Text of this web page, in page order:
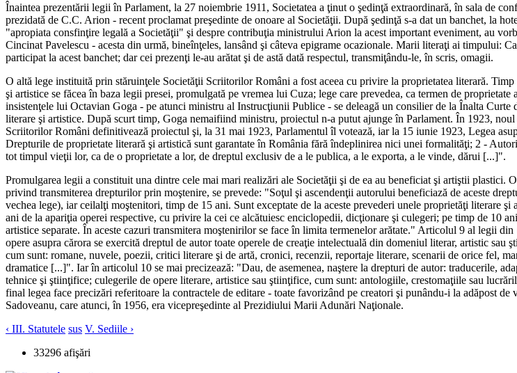
Înaintea prezentării legii în Parlament, la 27 noiembrie 1911, Societatea a ţinut o şedinţă extraordinară, în sala de
prezidată de C.C. Arion - recent proclamat preşedinte de onoare al Societăţii. După şedinţă s-a dat un banchet, la
"apropiata consfinţire legală a Societăţii" şi despre contribuţia ministrului Arion la acest important eveniment, au
Cincinat Pavelescu - acesta din urmă, bineînţeles, lansând şi câteva epigrame ocazionale. Marii literaţi ai timpului:
participat la acest banchet; dar cei prezenţi le-au arătat şi de astă dată respectul, transmiţându-le, în scris, omagii.
O altă lege instituită prin stăruinţele Societăţii Scriitorilor Români a fost aceea cu privire la proprietatea literară.
şi artistice se făcea în baza legii presei, promulgată pe vremea lui Cuza; lege care prevedea, ca termen de
insistenţele lui Octavian Goga - pe atunci ministru al Instrucţiunii Publice - se deleagă un consilier de la Înalta
literare şi artistice. După scurt timp, Goga nemaifiind ministru, proiectul n-a putut ajunge în Parlament. În 1923,
Scriitorilor Români definitivează proiectul şi, la 31 mai 1923, Parlamentul îl votează, iar la 15 iunie 1923, Legea
Drepturile de proprietate literară şi artistică sunt garantate în România fără îndeplinirea nici unei formalităţi; 2 -
tot timpul vieţii lor, ca de o proprietate a lor, de dreptul exclusiv de a le publica, a le exporta, a le vinde, dărui [...]".
Promulgarea legii a constituit una dintre cele mai mari realizări ale Societăţii şi de ea au beneficiat şi artiştii
privind transmiterea drepturilor prin moştenire, se prevede: "Soţul şi ascendenţii autorului beneficiază de aceste
vechea lege), iar ceilalţi moştenitori, timp de 15 ani. Sunt exceptate de la aceste prevederi unele proprietăţi literare
ani de la apariţia operei respective, cu privire la cei ce alcătuiesc enciclopedii, dicţionare şi culegeri; pe timp de 10
artistice separate. În aceste cazuri transmitera moştenirilor se face în limita termenelor arătate." Articolul 9 al legii
opere asupra cărora se exercită dreptul de autor toate operele de creaţie intelectuală din domeniul literar, artistic
cum sunt: romane, nuvele, poezii, critici literare şi de artă, cronici, recenzii, reportaje literare, scenarii de orice fel,
dramatice [...]". Iar în articolul 10 se mai precizează: "Dau, de asemenea, naştere la drepturi de autor: traducerile,
tehnice şi ştiinţifice; culegerile de opere literare, artistice sau ştiinţifice, cum sunt: antologiile, crestomaţiile sau
final legea face precizări referitoare la contractele de editare - toate favorizând pe creatori şi punându-i la adăpost
Sadoveanu, care atunci, în 1956, era vicepreşedinte al Prezidiului Marii Adunări Naţionale.
‹ III. Statutele sus V. Sediile ›
33296 afişări